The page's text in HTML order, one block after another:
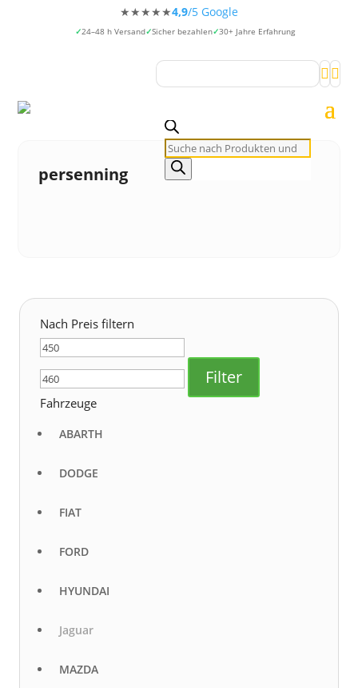
★★★★★4,9/5 Google
24–48 h Versand Sicher bezahlen 30+ Jahre Erfahrung


Products
search
persenning
Nach Preis filtern
Min.
Filter
Fahrzeuge
ABARTH
DODGE
FIAT
FORD
HYUNDAI
Jaguar
MAZDA